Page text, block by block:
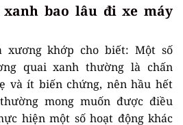
bao lâu đi xe máy
xương khớp cho biết: Một số
quai xanh thường là chấn
và ít biến chứng, nên hầu hết
mong muốn được điều
hiện một số hoạt động khác